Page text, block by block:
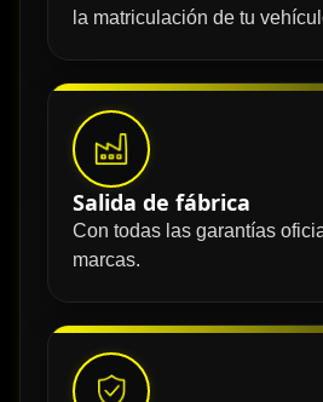
la matriculación de tu
Salida de fábrica
Con todas las garantías
marcas.